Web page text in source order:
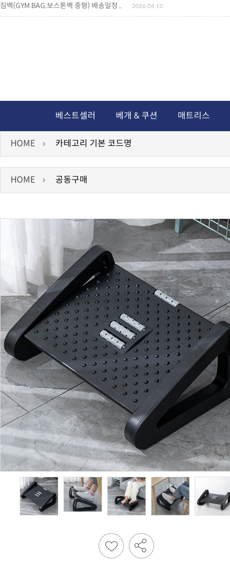
짐백(GYM BAG,보스톤백 중형) 배송일정 .. 2026.04.10
미니백팩 예구 안내 2026.04.14
베스트셀러 베개 & 쿠션 매트리스
HOME 카테고리 기본 코드명
HOME 공동구매